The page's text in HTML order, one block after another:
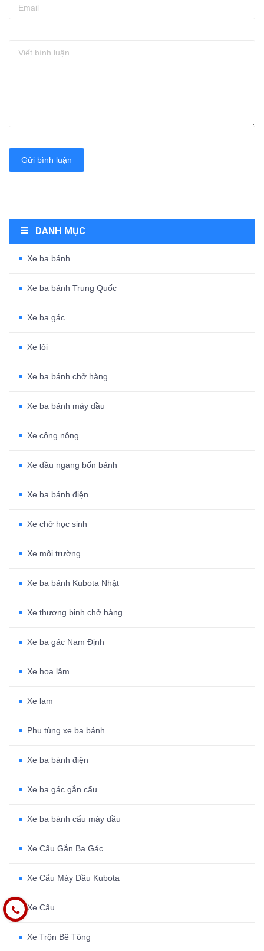
Gửi bình luận
DANH MỤC
Xe ba bánh
Xe ba bánh Trung Quốc
Xe ba gác
Xe lôi
Xe ba bánh chở hàng
Xe ba bánh máy dầu
Xe công nông
Xe đầu ngang bốn bánh
Xe ba bánh điện
Xe chở học sinh
Xe môi trường
Xe ba bánh Kubota Nhật
Xe thương binh chở hàng
Xe ba gác Nam Định
Xe hoa lâm
Xe lam
Phụ tùng xe ba bánh
Xe ba bánh điện
Xe ba gác gắn cẩu
Xe ba bánh cẩu máy dầu
Xe Cẩu Gắn Ba Gác
Xe Cẩu Máy Dầu Kubota
Xe Cẩu
Xe Trộn Bê Tông